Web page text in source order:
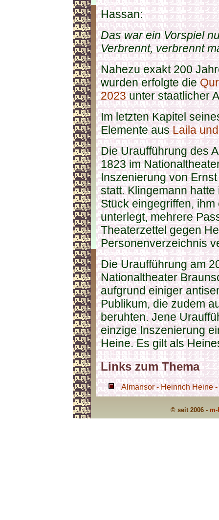
Hassan:
Das war ein Vorspiel
Verbrennt, verbrennt
Nahezu exakt 200
wurden erfolgte die
2023unter staatlicher
Im letzten Kapitel
Elemente ausLaila
Die Uraufführung des
1823 im
Inszenierung von
statt. Klingemann
Stück eingegriffen,
unterlegt, mehrere
Theaterzettel gegen
Personenverzeichnis
Die Uraufführung am
Nationaltheater
aufgrund einiger
Publikum, die zudem
beruhten. Jene
einzige Inszenierung
Heine. Es gilt als
Links zum Thema
Almansor - Heinrich Heine
© seit 2006 -